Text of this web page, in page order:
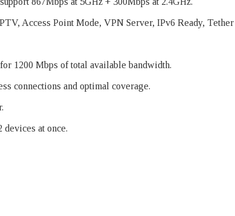
Access Point Mode, VPN Server, IPv6 Ready, Tether
1200 Mbps of total available bandwidth.
connections and optimal coverage.
at once.